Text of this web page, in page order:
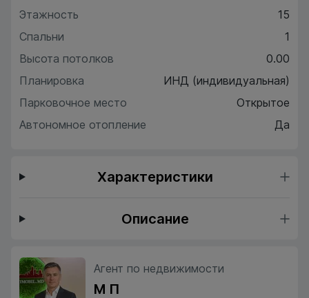
Этажность
15
Спальни
1
Высота потолков
0.00
Планировка
ИНД (индивидуальная)
Парковочное место
Открытое
Автономное отопление
Да
Характеристики
Описание
Агент по недвижимости
М П